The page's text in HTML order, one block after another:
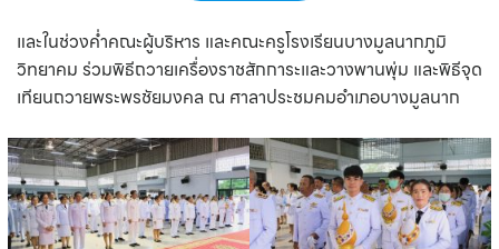
และในช่วงค่ำคณะผู้บริหาร และคณะครูโรงเรียนบางมูลนากภูมิ
วิทยาคม ร่วมพิธีถวายเครื่องราชสักการะและวางพานพุ่ม และพิธีจุด
เทียนถวายพระพรชัยมงคล ณ ศาลาประชมคมอำเภอบางมูลนาก